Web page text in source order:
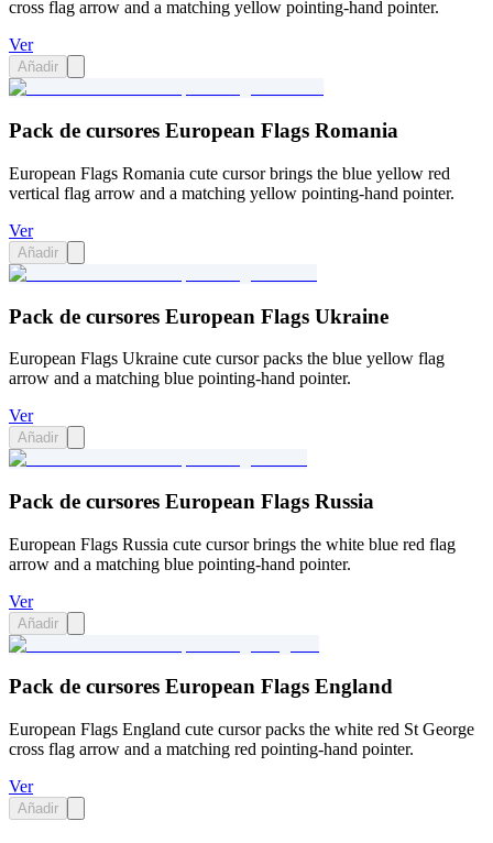
cross flag arrow and a matching yellow pointing-hand pointer.
Ver
Añadir
Pack de cursores European Flags Romania
European Flags Romania cute cursor brings the blue yellow red
vertical flag arrow and a matching yellow pointing-hand pointer.
Ver
Añadir
Pack de cursores European Flags Ukraine
European Flags Ukraine cute cursor packs the blue yellow flag
arrow and a matching blue pointing-hand pointer.
Ver
Añadir
Pack de cursores European Flags Russia
European Flags Russia cute cursor brings the white blue red flag
arrow and a matching blue pointing-hand pointer.
Ver
Añadir
Pack de cursores European Flags England
European Flags England cute cursor packs the white red St George
cross flag arrow and a matching red pointing-hand pointer.
Ver
Añadir